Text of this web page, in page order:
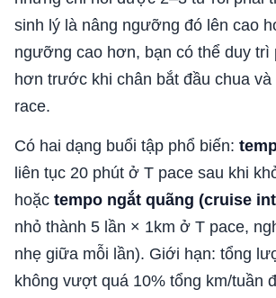
sinh lý là nâng ngưỡng đó lên cao
ngưỡng cao hơn, bạn có thể duy trì
hơn trước khi chân bắt đầu chua và
race.
Có hai dạng buổi tập phổ biến:
liên tục 20 phút ở T pace sau khi
hoặc tempo ngắt quãng (cruise
nhỏ thành 5 lần × 1km ở T pace,
nhẹ giữa mỗi lần). Giới hạn: tổng
không vượt quá 10% tổng km/tuần